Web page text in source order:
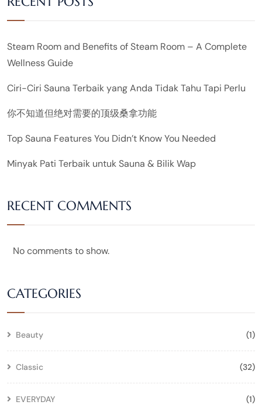
Steam Room and Benefits of Steam Room – A Complete
Wellness Guide
Ciri-Ciri Sauna Terbaik yang Anda Tidak Tahu Tapi Perlu
你不知道但绝对需要的顶级桑拿功能
Top Sauna Features You Didn’t Know You Needed
Minyak Pati Terbaik untuk Sauna & Bilik Wap
RECENT COMMENTS
No comments to show.
CATEGORIES
Beauty (1)
Classic (32)
EVERYDAY (1)